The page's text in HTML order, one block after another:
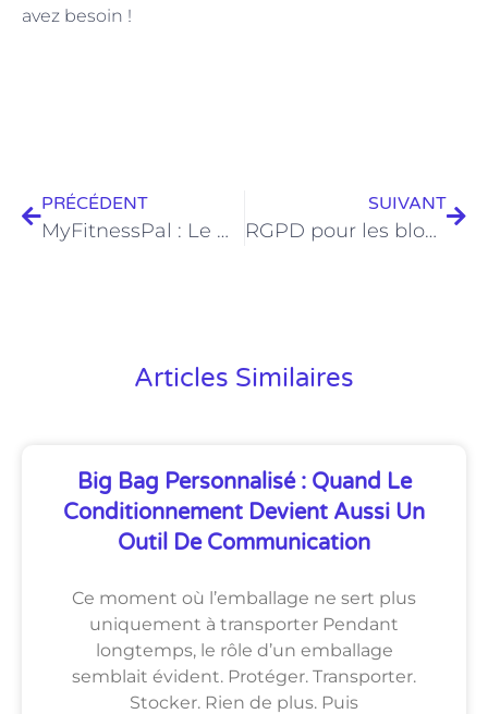
avez besoin !
PRÉCÉDENT
MyFitnessPal : Le meilleur moyen de suivre vos calories et vos macros
SUIVANT
RGPD pour les blogueurs et les éditeurs web : Comment rendre votre site conforme
Articles Similaires
Big Bag Personnalisé : Quand Le
Conditionnement Devient Aussi Un
Outil De Communication
Ce moment où l’emballage ne sert plus
uniquement à transporter Pendant
longtemps, le rôle d’un emballage
semblait évident. Protéger. Transporter.
Stocker. Rien de plus. Puis